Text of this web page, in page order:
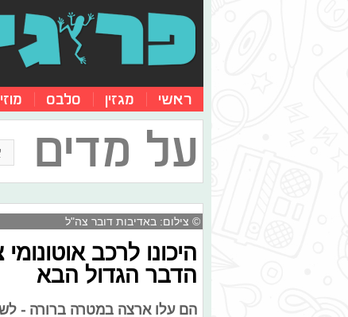
ראשי מגזין סלבס
על מדים
© צילום: באדיבות דובר צה"ל
היכונו לרכב
הדבר הגדול הבא
הם עלו ארצה במטרה ברורה -